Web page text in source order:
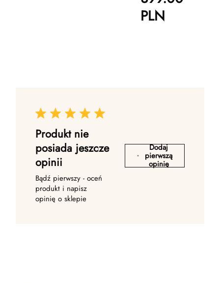
PLN
Produkt nie
posiada jeszcze
opinii
Bądź pierwszy - oceń
produkt i napisz
opinię o sklepie
Dodaj
pierwszą
opinię